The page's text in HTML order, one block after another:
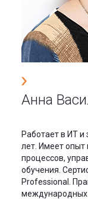
Анна
Работает в ИТ
лет. Имеет опыт
процессов,
обучения.
Professional.
международных